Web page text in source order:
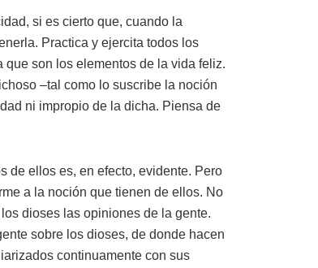
si es cierto que, cuando la
Practica y ejercita todos los
son los elementos de la vida feliz.
–tal como lo suscribe la noción
ni impropio de la dicha. Piensa de
de ellos es, en efecto, evidente. Pero
a la noción que tienen de ellos. No
dioses las opiniones de la gente.
sobre los dioses, de donde hacen
continuamente con sus